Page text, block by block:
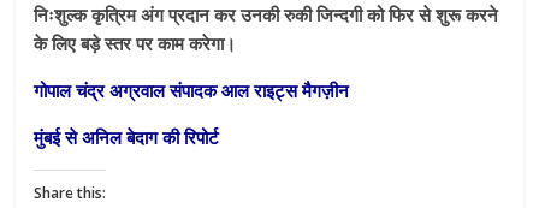
निःशुल्क कृत्रिम अंग प्रदान कर उनकी रुकी जिन्दगी को फिर से शुरू करने
के लिए बड़े स्तर पर काम करेगा।
गोपाल चंद्र अग्रवाल संपादक आल राइट्स मैगज़ीन
मुंबई से अनिल बेदाग की रिपोर्ट
Share this: